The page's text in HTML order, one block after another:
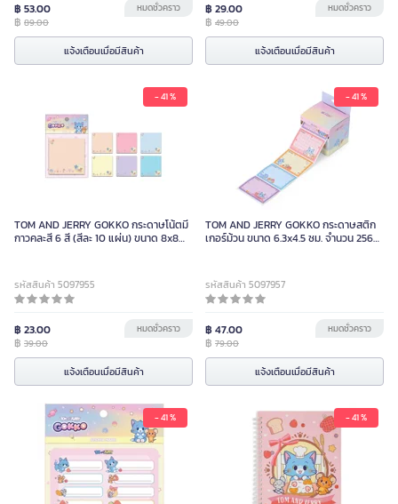
฿ 53.00
฿ 89.00
หมดชั่วคราว
แจ้งเตือนเมื่อมีสินค้า
฿ 29.00
฿ 49.00
หมดชั่วคราว
แจ้งเตือนเมื่อมีสินค้า
- 41 %
TOM AND JERRY GOKKO กระดาษโน้ตมี
กาวคละสี 6 สี (สีละ 10 แผ่น) ขนาด 8x8
รหัสสินค้า 5097955
฿ 23.00
฿ 39.00
หมดชั่วคราว
แจ้งเตือนเมื่อมีสินค้า
- 41 %
TOM AND JERRY GOKKO กระดาษสติก
เกอร์ม้วน ขนาด 6.3x4.5 ซม. จำนวน 256
รหัสสินค้า 5097957
฿ 47.00
฿ 79.00
หมดชั่วคราว
แจ้งเตือนเมื่อมีสินค้า
- 41 % - 41 %